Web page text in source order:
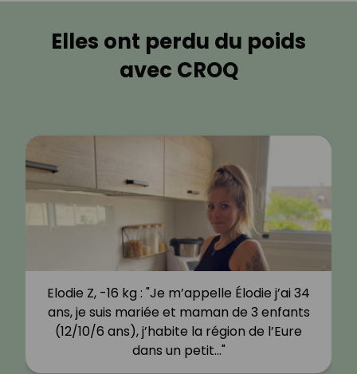
Elles ont perdu du poids
avec CROQ
Elodie Z, -16 kg : "Je m’appelle Élodie j’ai 34
ans, je suis mariée et maman de 3 enfants
(12/10/6 ans), j’habite la région de l’Eure
dans un petit…"